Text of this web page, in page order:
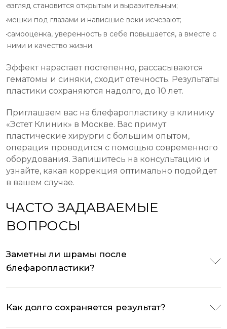
взгляд становится открытым и выразительным;
мешки под глазами и нависшие веки исчезают;
самооценка, уверенность в себе повышается, а вместе с
ними и качество жизни.
Эффект нарастает постепенно, рассасываются
гематомы и синяки, сходит отечность. Результаты
пластики сохраняются надолго, до 10 лет.
Приглашаем вас на блефаропластику в клинику
«Эстет Клиник» в Москве. Вас примут
пластические хирурги с большим опытом,
операция проводится с помощью современного
оборудования. Запишитесь на консультацию и
узнайте, какая коррекция оптимально подойдет
в вашем случае.
ЧАСТО ЗАДАВАЕМЫЕ
ВОПРОСЫ
Заметны ли шрамы после
блефаропластики?
Как долго сохраняется результат?